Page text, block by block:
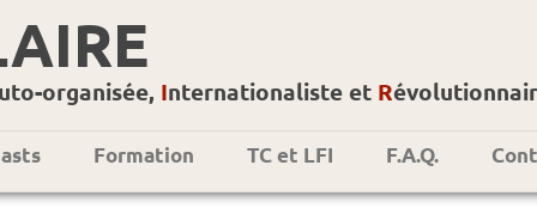
organisée, Internationaliste et Révolutionnair
Formation TC et LFI F.A.Q.